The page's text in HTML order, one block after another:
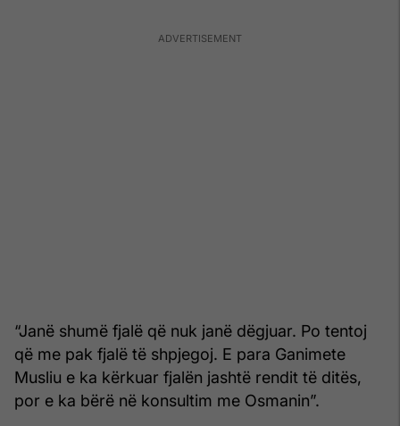
“Janë shumë fjalë që nuk janë dëgjuar. Po tentoj
që me pak fjalë të shpjegoj. E para Ganimete
Musliu e ka kërkuar fjalën jashtë rendit të ditës,
por e ka bërë në konsultim me Osmanin”.